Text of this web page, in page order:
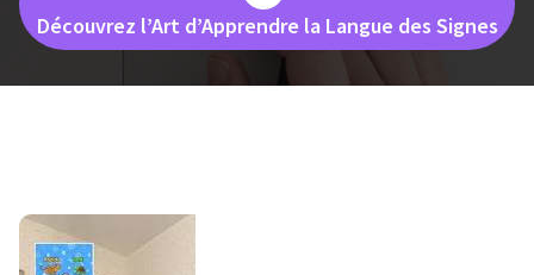
Découvrez l’Art d’Apprendre la Langue des Signes